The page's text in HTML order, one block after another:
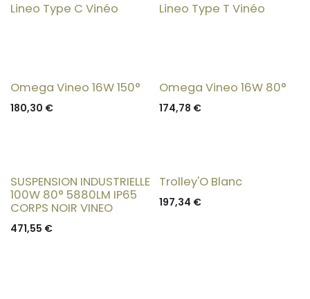
Lineo Type C Vinéo Lineo Type T Vinéo
Omega Vineo 16W 150°
180,30 €
Omega Vineo 16W 80°
174,78 €
SUSPENSION INDUSTRIELLE
100W 80° 5880LM IP65
CORPS NOIR VINEO
471,55 €
Trolley'O Blanc
197,34 €